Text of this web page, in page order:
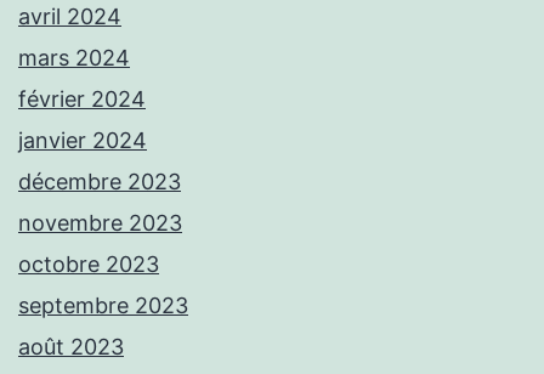
avril 2024
mars 2024
février 2024
janvier 2024
décembre 2023
novembre 2023
octobre 2023
septembre 2023
août 2023